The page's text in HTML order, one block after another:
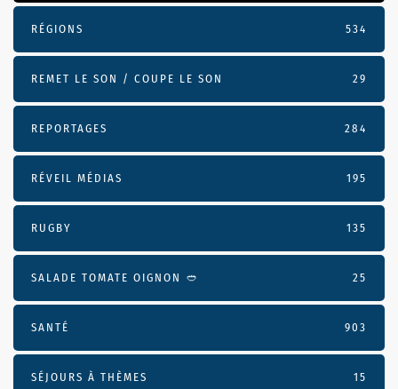
RÉGIONS 534
REMET LE SON / COUPE LE SON 29
REPORTAGES 284
RÉVEIL MÉDIAS 195
RUGBY 135
SALADE TOMATE OIGNON 🥙 25
SANTÉ 903
SÉJOURS À THÈMES 15